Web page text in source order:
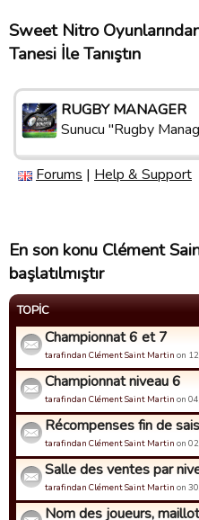
Sweet Nitro
Tanesi İle Tanıştın
RUGBY MANAGER
Sunucu "Rugby
Forums | Help & Support
En son konu Clément
başlatılmıştır
TOPIC
Championnat 6 et 7
tarafindan Clément Saint Martin on
Championnat niveau 6
tarafindan Clément Saint Martin on
Récompenses fin de
tarafindan Clément Saint Martin on
Salle des ventes par
tarafindan Clément Saint Martin on
Nom des joueurs,